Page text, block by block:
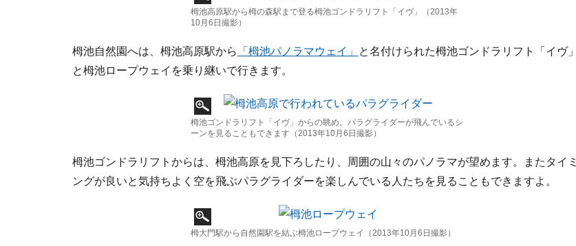
栂池高原駅から栂の森駅まで登る栂池ゴンドラリフト「イヴ」（2013年
10月6日撮影）
栂池自然園へは、栂池高原駅から 「栂池パノラマウェイ」
と名付けられた栂池ゴンドラリフト「イヴ」
と栂池ロープウェイを乗り継いで行きます。
栂池ゴンドラリフト「イヴ」からの眺め。パラグライダーが飛んでいるシ
ーンを見ることもできます（2013年10月6日撮影）
栂池ゴンドラリフトからは、栂池高原を見下ろしたり、周囲の山々のパノラマが望めます。またタイミ
ングが良いと気持ちよく空を飛ぶパラグライダーを楽しんでいる人たちを見ることもできますよ。
栂大門駅から自然園駅を結ぶ栂池ロープウェイ（2013年10月6日撮影）